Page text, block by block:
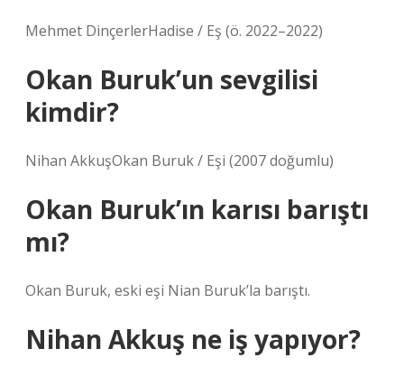
Mehmet DinçerlerHadise / Eş (ö. 2022–2022)
Okan Buruk’un sevgilisi
kimdir?
Nihan AkkuşOkan Buruk / Eşi (2007 doğumlu)
Okan Buruk’ın karısı barıştı
mı?
Okan Buruk, eski eşi Nian Buruk’la barıştı.
Nihan Akkuş ne iş yapıyor?